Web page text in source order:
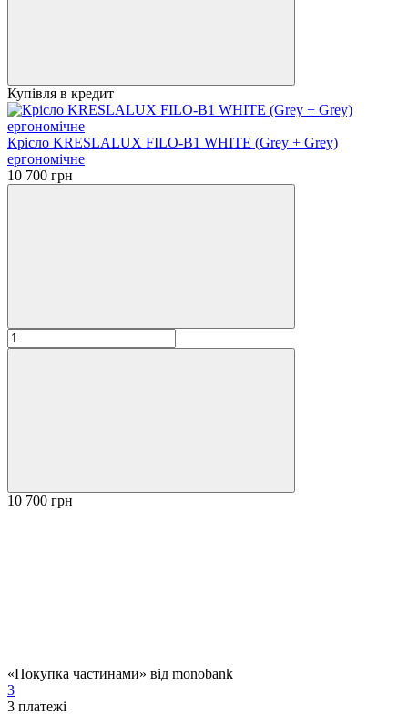
Купівля в кредит
Крісло KRESLALUX FILO-B1 WHITE (Grey + Grey)
ергономічне
10 700 грн
10 700 грн
«Покупка частинами» від monobank
3
3 платежі